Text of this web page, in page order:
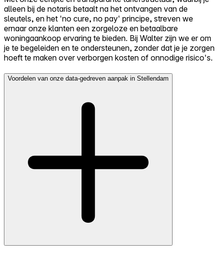
alleen bij de notaris betaalt na het ontvangen van de
sleutels, en het 'no cure, no pay' principe, streven we
ernaar onze klanten een zorgeloze en betaalbare
woningaankoop ervaring te bieden. Bij Walter zijn we er om
je te begeleiden en te ondersteunen, zonder dat je je zorgen
hoeft te maken over verborgen kosten of onnodige risico's.
Voordelen van onze data-gedreven aanpak in Stellendam